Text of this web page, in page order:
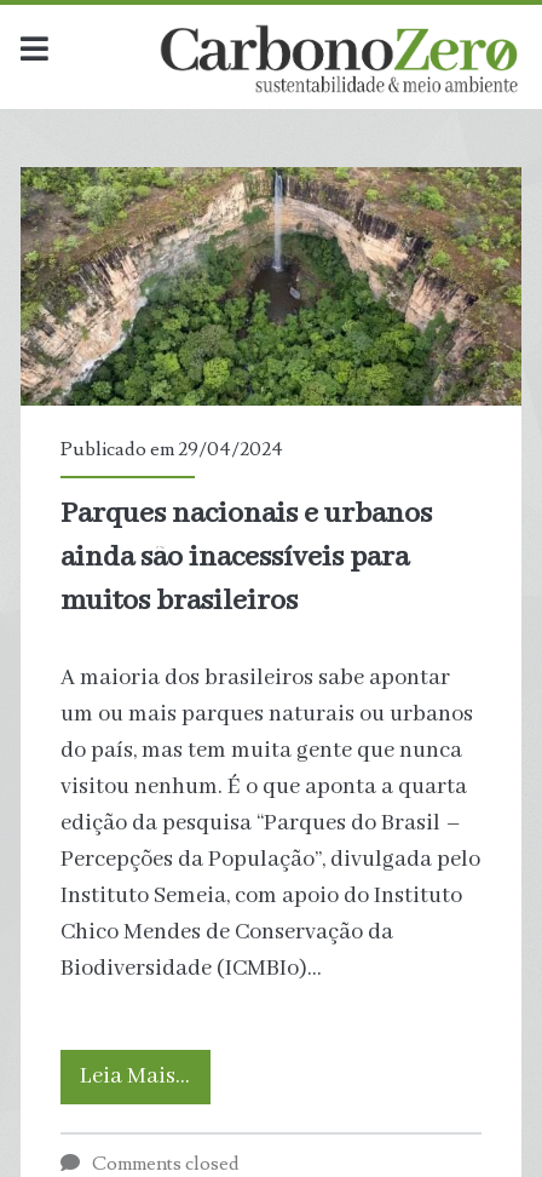
Dia:
<span>29
de
abril
de
2024</span>
Publicado em 29/04/2024
Parques nacionais e urbanos
ainda são inacessíveis para
muitos brasileiros
A maioria dos brasileiros sabe apontar
um ou mais parques naturais ou urbanos
do país, mas tem muita gente que nunca
visitou nenhum. É o que aponta a quarta
edição da pesquisa “Parques do Brasil –
Percepções da População”, divulgada pelo
Instituto Semeia, com apoio do Instituto
Chico Mendes de Conservação da
Biodiversidade (ICMBIo)…
Leia Mais…
nacionais
Comments closed